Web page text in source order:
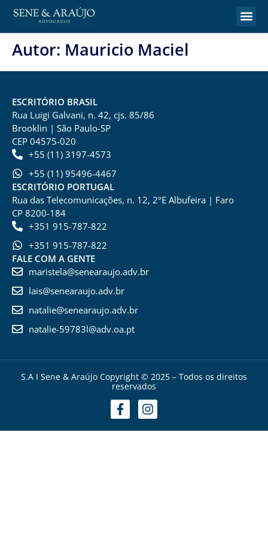
Autor: Mauricio Maciel
ESCRITÓRIO BRASIL
Rua Luigi Galvani, n. 42, cjs. 85/86
Brooklin | São Paulo-SP
CEP 04575-020
+55 (11) 3197-4573
+55 (11) 95496-4467
ESCRITÓRIO PORTUGAL
Rua das Telecomunicações, n. 12, 2ºE Albufeira | Faro
CP 8200-184
+351 915-787-822
+351 915-787-822
FALE COM A GENTE
maristela@senearaujo.adv.br
lais@senearaujo.adv.br
natalie@senearaujo.adv.br
natalie-59783l@adv.oa.pt
S.A I Sene & Araújo Copyright © 2025 – Todos os direitos
reservados